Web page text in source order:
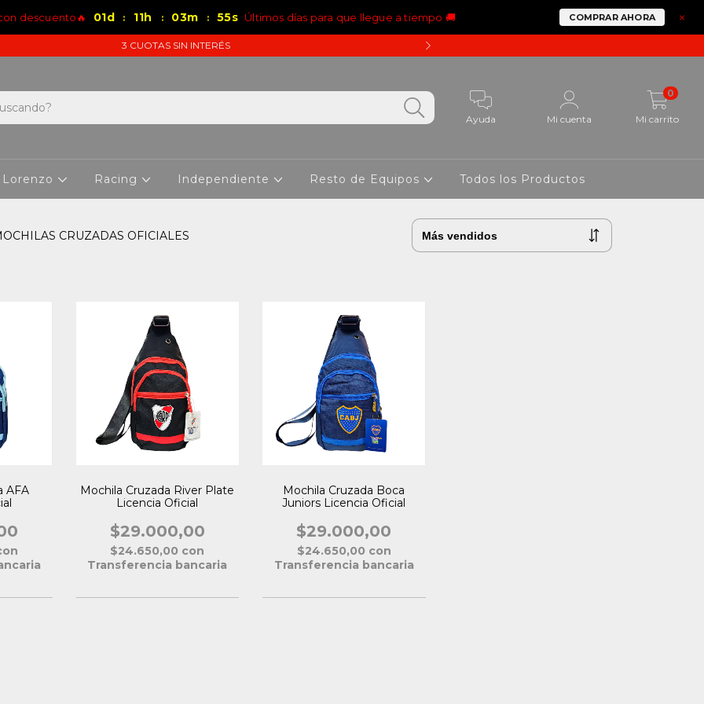
×
descuento🔥 01d : 11h : 03m : 55s Últimos días para que llegue a tiempo 🚚 COMPRAR AHORA
3 CUOTAS SIN INTERÉS
Ayuda Mi cuenta Mi carrito
0
Lorenzo Racing Independiente Resto de Equipos Todos los Productos
CRUZADAS OFICIALES
AFA
Mochila Cruzada River Plate
Licencia Oficial
$29.000,00
$24.650,00 con
Transferencia bancaria
Mochila Cruzada Boca
Juniors Licencia Oficial
$29.000,00
$24.650,00 con
Transferencia bancaria